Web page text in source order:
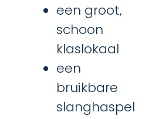
een groot,
schoon
klaslokaal
een
bruikbare
slanghaspel